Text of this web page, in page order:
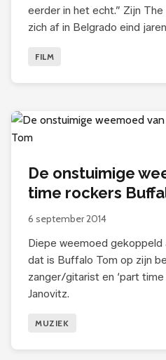
eerder in het echt.” Zijn
zich af in Belgrado eind
FILM
De onstuimige
time rockers
6 september 2014
Diepe weemoed gekoppeld
dat is Buffalo Tom op zijn
zanger/gitarist en ‘part time
Janovitz.
MUZIEK